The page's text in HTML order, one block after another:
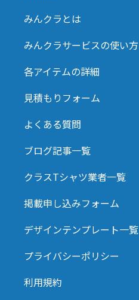
みんクラとは
みんクラサービスの使い方
各アイテムの詳細
見積もりフォーム
よくある質問
ブログ記事一覧
クラスTシャツ業者一覧
掲載申し込みフォーム
デザインテンプレート一覧
プライバシーポリシー
利用規約